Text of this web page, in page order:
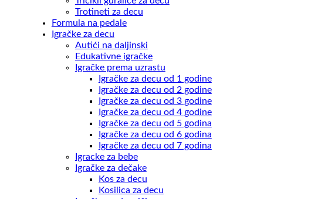
Trotineti za decu
Formula na pedale
Igračke za decu
Autići na daljinski
Edukativne igračke
Igračke prema uzrastu
Igračke za decu od 1 godine
Igračke za decu od 2 godine
Igračke za decu od 3 godine
Igračke za decu od 4 godine
Igračke za decu od 5 godina
Igračke za decu od 6 godina
Igračke za decu od 7 godina
Igracke za bebe
Igračke za dečake
Kos za decu
Kosilica za decu